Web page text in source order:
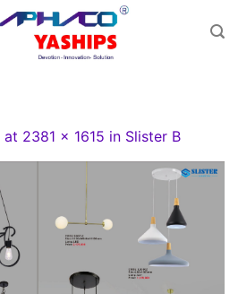
at 2381 × 1615 in Slister B